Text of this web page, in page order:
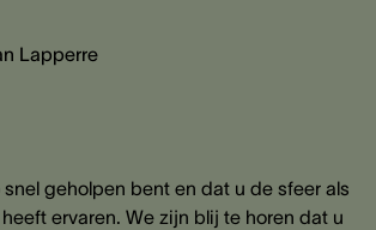
Lapperre
snel geholpen bent en dat u de sfeer als
ervaren. We zijn blij te horen dat u